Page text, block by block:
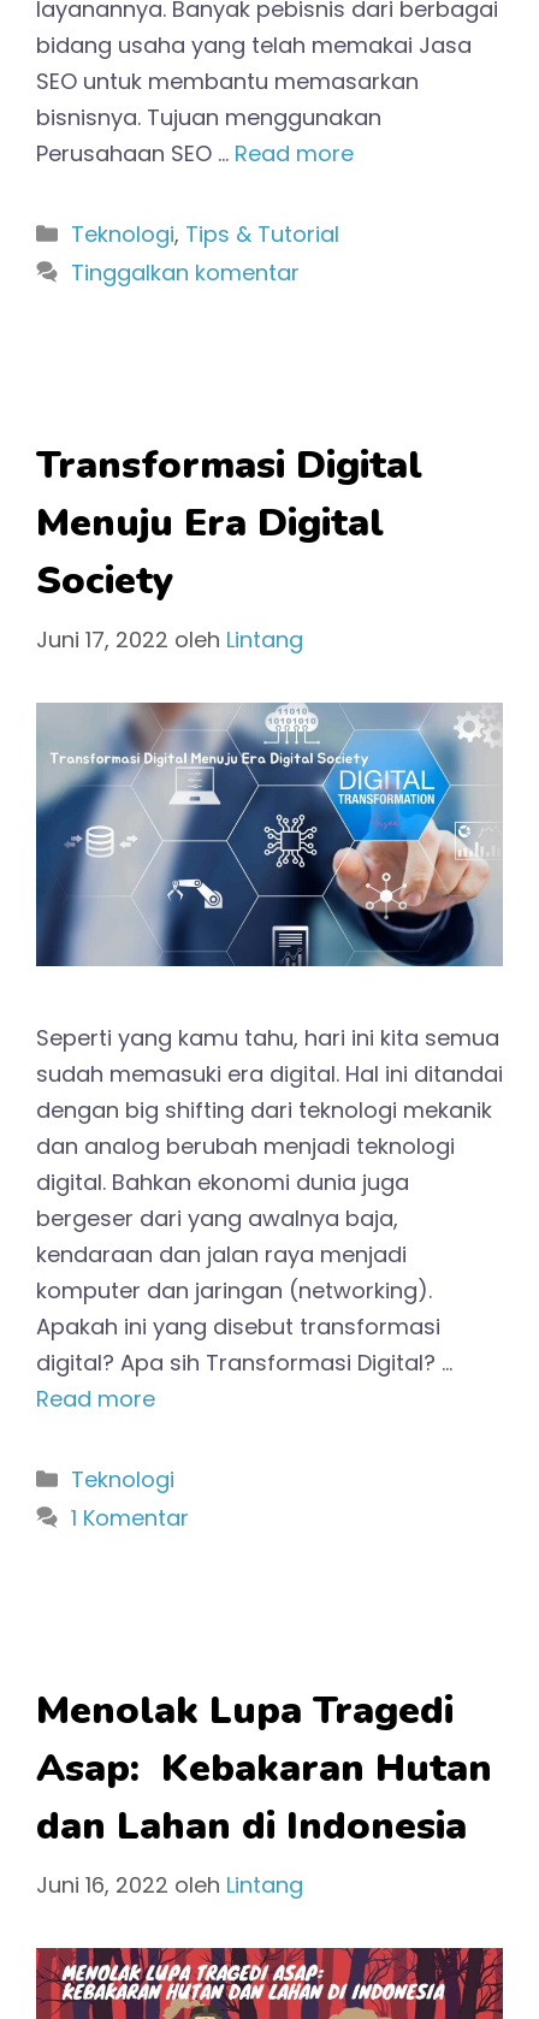
layanannya. Banyak pebisnis dari berbagai
bidang usaha yang telah memakai Jasa
SEO untuk membantu memasarkan
bisnisnya. Tujuan menggunakan
Perusahaan SEO … Read more
Kategori
Teknologi, Tips & Tutorial
Tinggalkan komentar
Transformasi Digital
Menuju Era Digital
Society
Juni 17, 2022 oleh Lintang
Seperti yang kamu tahu, hari ini kita semua
sudah memasuki era digital. Hal ini ditandai
dengan big shifting dari teknologi mekanik
dan analog berubah menjadi teknologi
digital. Bahkan ekonomi dunia juga
bergeser dari yang awalnya baja,
kendaraan dan jalan raya menjadi
komputer dan jaringan (networking).
Apakah ini yang disebut transformasi
digital? Apa sih Transformasi Digital? …
Read more
Kategori
Teknologi
1 Komentar
Menolak Lupa Tragedi
Asap: Kebakaran Hutan
dan Lahan di Indonesia
Juni 16, 2022 oleh Lintang